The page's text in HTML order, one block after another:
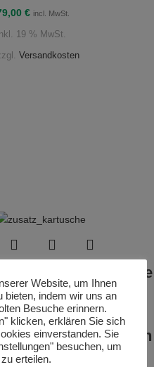
€ incl. MwSt.
19 % MwSt.
Versandkosten
Zusatz Netzkartusche
Personen- und
Fangnetz,
Größen
die Netgun
Website, um Ihnen
bieten, indem wir uns an
Besuche erinnern.
klicken, erklären Sie sich
einverstanden. Sie
besuchen, um
erteilen.